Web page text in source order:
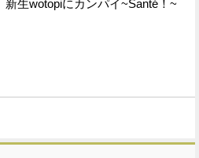
新生wotopiにカンパイ~Santé！~